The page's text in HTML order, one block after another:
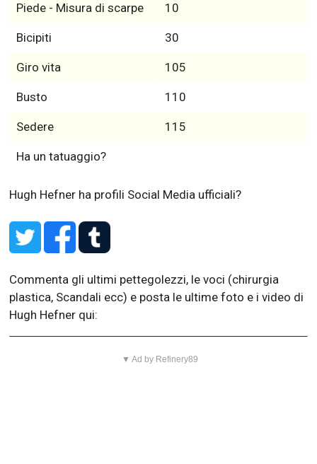
Piede - Misura di scarpe 10
Bicipiti 30
Giro vita 105
Busto 110
Sedere 115
Ha un tatuaggio?
Hugh Hefner ha profili Social Media ufficiali?
Commenta gli ultimi pettegolezzi, le voci (chirurgia
plastica, Scandali ecc) e posta le ultime foto e i video di
Hugh Hefner qui:
▼ Ad by Refinery89